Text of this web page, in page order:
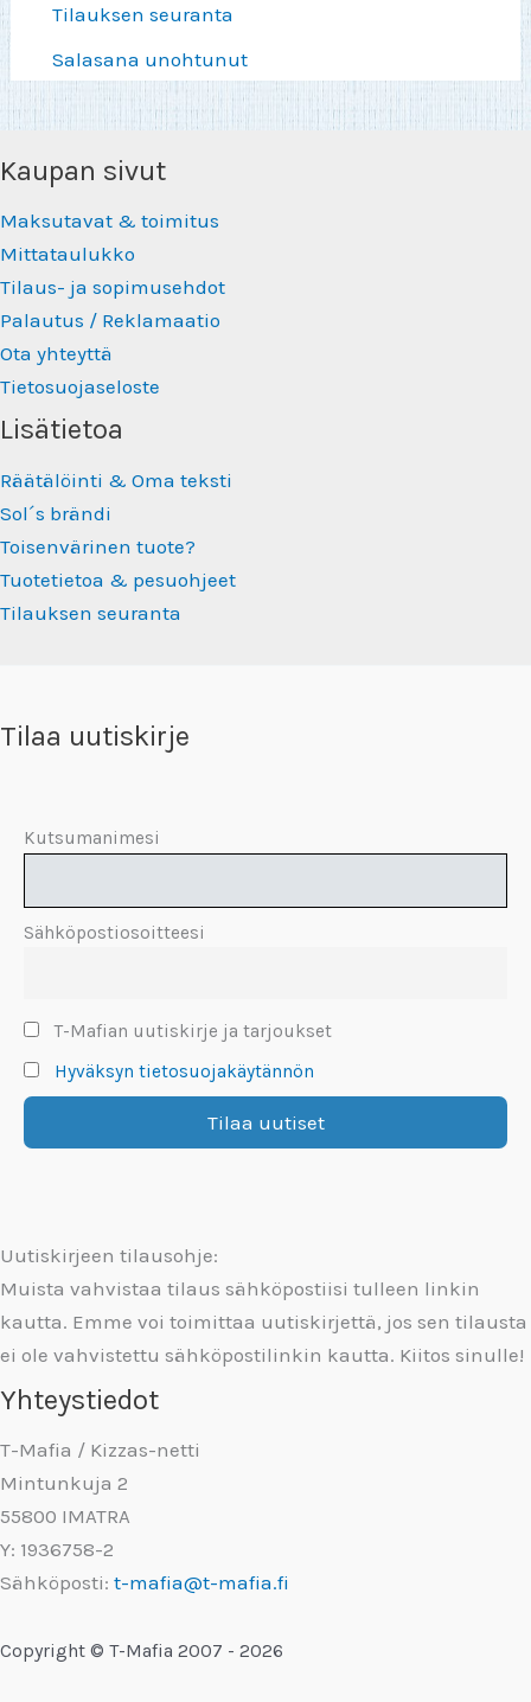
Tilauksen seuranta
Salasana unohtunut
Kaupan sivut
Maksutavat & toimitus
Mittataulukko
Tilaus- ja sopimusehdot
Palautus / Reklamaatio
Ota yhteyttä
Tietosuojaseloste
Lisätietoa
Räätälöinti & Oma teksti
Sol´s brändi
Toisenvärinen tuote?
Tuotetietoa & pesuohjeet
Tilauksen seuranta
Tilaa uutiskirje
Kutsumanimesi
Sähköpostiosoitteesi
T-Mafian uutiskirje ja tarjoukset
Hyväksyn tietosuojakäytännön
Uutiskirjeen tilausohje:
Muista vahvistaa tilaus sähköpostiisi tulleen linkin
kautta. Emme voi toimittaa uutiskirjettä, jos sen tilausta
ei ole vahvistettu sähköpostilinkin kautta. Kiitos sinulle!
Yhteystiedot
T-Mafia / Kizzas-netti
Mintunkuja 2
55800 IMATRA
Y: 1936758-2
Sähköposti: t-mafia@t-mafia.fi
Copyright © T-Mafia 2007 - 2026